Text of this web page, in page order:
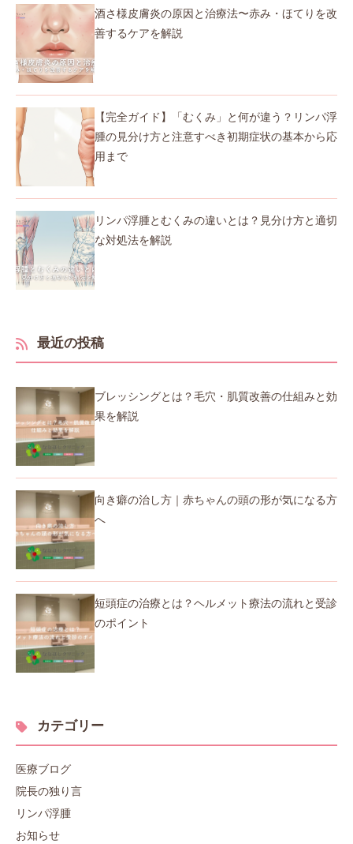
酒さ様皮膚炎の原因と治療法〜赤み・ほてりを改
善するケアを解説
【完全ガイド】「むくみ」と何が違う？リンパ浮
腫の見分け方と注意すべき初期症状の基本から応
用まで
リンパ浮腫とむくみの違いとは？見分け方と適切
な対処法を解説
最近の投稿
ブレッシングとは？毛穴・肌質改善の仕組みと効
果を解説
向き癖の治し方｜赤ちゃんの頭の形が気になる方
へ
短頭症の治療とは？ヘルメット療法の流れと受診
のポイント
カテゴリー
医療ブログ
院長の独り言
リンパ浮腫
お知らせ